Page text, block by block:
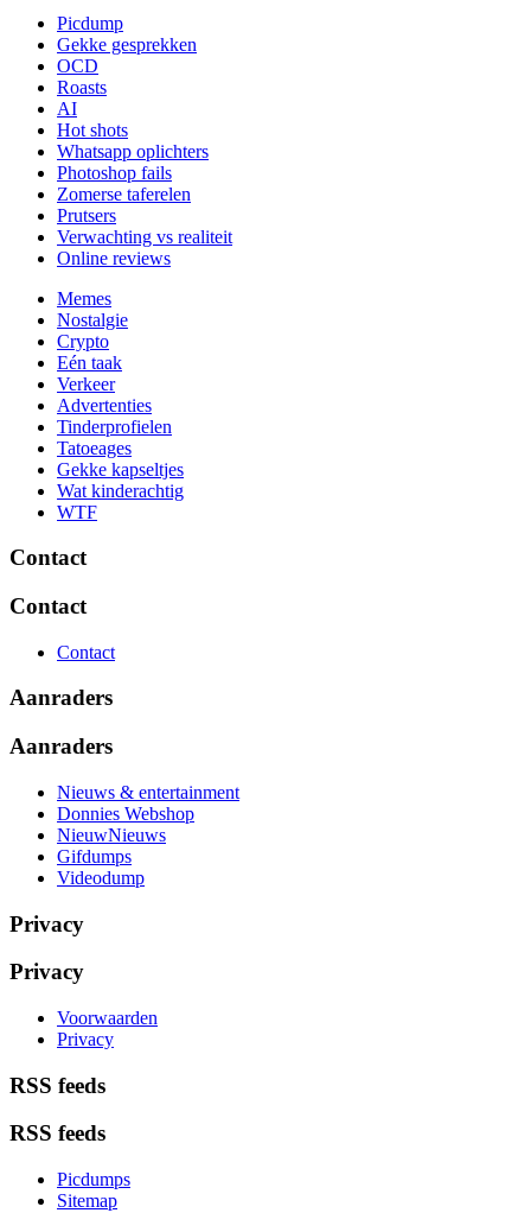
Picdump
Gekke gesprekken
OCD
Roasts
AI
Hot shots
Whatsapp oplichters
Photoshop fails
Zomerse taferelen
Prutsers
Verwachting vs realiteit
Online reviews
Memes
Nostalgie
Crypto
Eén taak
Verkeer
Advertenties
Tinderprofielen
Tatoeages
Gekke kapseltjes
Wat kinderachtig
WTF
Contact
Contact
Contact
Aanraders
Aanraders
Nieuws & entertainment
Donnies Webshop
NieuwNieuws
Gifdumps
Videodump
Privacy
Privacy
Voorwaarden
Privacy
RSS feeds
RSS feeds
Picdumps
Sitemap